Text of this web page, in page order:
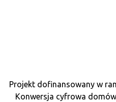
Projekt dofinansowany w
Konwersja cyfrowa